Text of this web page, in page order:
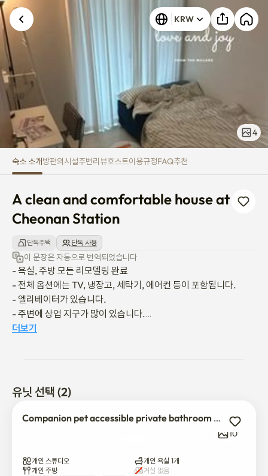
A clean and comfortable
KRW
4
숙소 소개방편의시설주변리뷰호스트이용규정FAQ추천
A clean and comfortable house at
Cheonan Station
단독주택 단독 사용
이 문장은 자동으로 번역되었습니다
- 욕실, 주방 모든 리모델링 완료
- 전체 옵션에는 TV, 냉장고, 세탁기, 에어컨 등이 포함됩니다.
- 엘리베이터가 있습니다.
- 주변에 상업 지구가 많이 있습니다.
- 주요 산업 단지 (삼성, 2차 전지 산업 단지 10분, 제약 및 기타 산업
- 저는 주변의 주요 지역 버스에 갑니다.
- 주요 지역(천안터미널, 불당동 등)에서 차량으로 10분 이내에 이
동할 수 있습니다
더보기
유닛 선택 (2)
Companion pet accessible private bathroom complete
10
개인 스튜디오
개인 욕실 1개
개인 주방
거실 없음